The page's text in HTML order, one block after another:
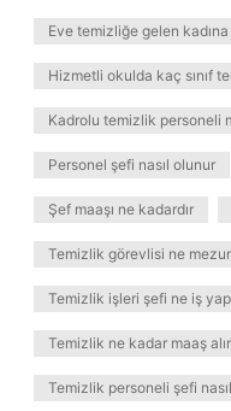
Eve temizliğe gelen
Hizmetli okulda kaç sınıf
Kadrolu temizlik personeli
Personel şefi nasıl olunur
Şef maaşı ne kadardır
Temizlik görevlisi ne
Temizlik işleri şefi ne iş
Temizlik ne kadar maaş alır
Temizlik personeli şefi